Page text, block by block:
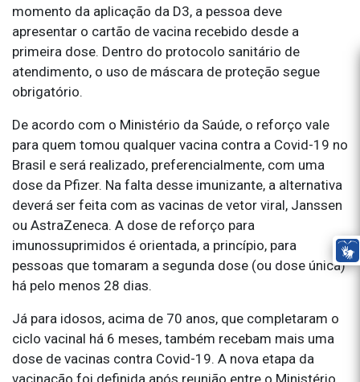
momento da aplicação da D3, a pessoa deve
apresentar o cartão de vacina recebido desde a
primeira dose. Dentro do protocolo sanitário de
atendimento, o uso de máscara de proteção segue
obrigatório.
De acordo com o Ministério da Saúde, o reforço vale
para quem tomou qualquer vacina contra a Covid-19 no
Brasil e será realizado, preferencialmente, com uma
dose da Pfizer. Na falta desse imunizante, a alternativa
deverá ser feita com as vacinas de vetor viral, Janssen
ou AstraZeneca. A dose de reforço para
imunossuprimidos é orientada, a princípio, para
pessoas que tomaram a segunda dose (ou dose única)
há pelo menos 28 dias.
Já para idosos, acima de 70 anos, que completaram o
ciclo vacinal há 6 meses, também recebam mais uma
dose de vacinas contra Covid-19. A nova etapa da
vacinação foi definida após reunião entre o Ministério